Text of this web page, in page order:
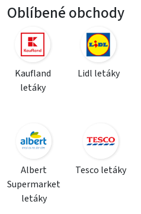
Oblíbené obchody
Kaufland
letáky
Lidl letáky
Albert
Supermarket
letáky
Tesco letáky